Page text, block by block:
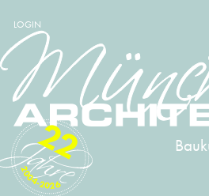
LOGIN
2004-2026
22